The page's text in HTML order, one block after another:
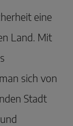
eine
Land. Mit
sich von
Stadt